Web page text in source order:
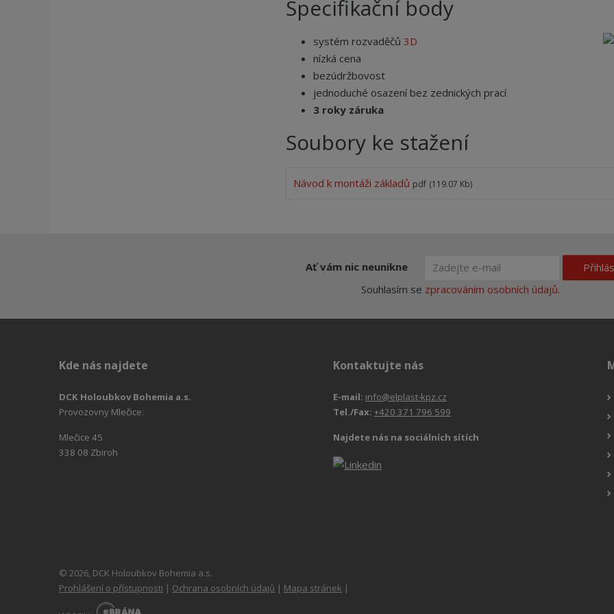
Specifikační body
systém rozvaděčů 3D
nízká cena
bezúdržbovost
jednoduché osazení bez zednických prací
3 roky záruka
Soubory ke stažení
Návod k montáži základů pdf (119.07 Kb)
Ať vám nic neunikne
Souhlasím se zpracováním osobních údajů.
Kde nás najdete
DCK Holoubkov Bohemia a.s.
Provozovny Mlečice:
Mlečice 45
338 08 Zbiroh
Kontaktujte nás
E-mail: info@elplast-kpz.cz
Tel./Fax:+420 371 796 599
Najdete nás na sociálních sítích
© 2026, DCK Holoubkov Bohemia a.s.
Prohlášení o přístupnosti | Ochrana osobních údajů | Mapa stránek |